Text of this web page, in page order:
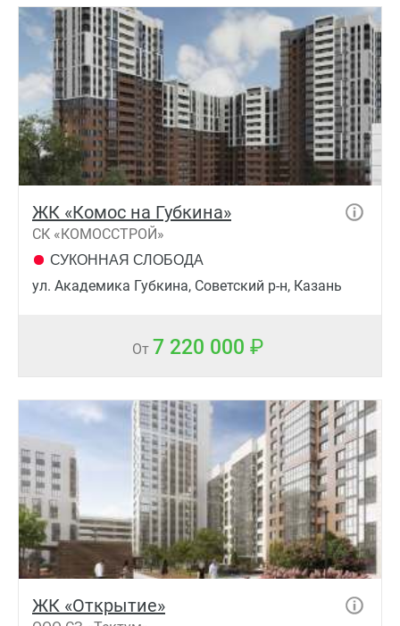
ЖК «Комос на Губкина»
СК «КОМОССТРОЙ»
СУКОННАЯ СЛОБОДА
ул. Академика Губкина, Советский р-н, Казань
От 7 220 000
ЖК «Открытие»